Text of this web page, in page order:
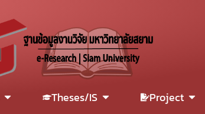
Theses/IS Project